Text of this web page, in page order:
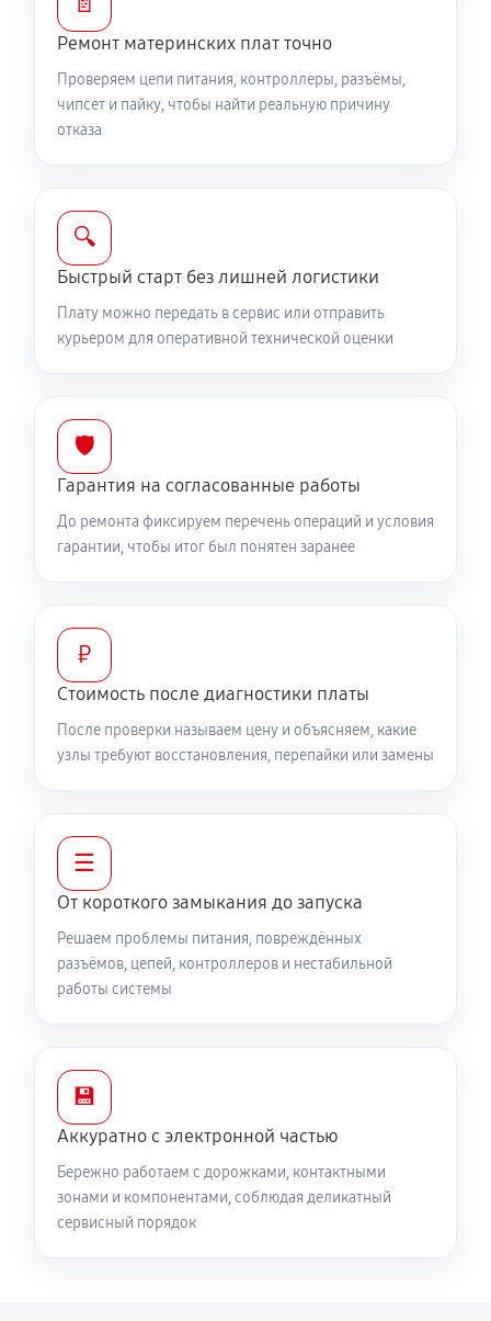
Ремонт материнских плат точно
Проверяем цепи питания, контроллеры, разъёмы,
чипсет и пайку, чтобы найти реальную причину
отказа
🔍
Быстрый старт без лишней логистики
Плату можно передать в сервис или отправить
курьером для оперативной технической оценки
🛡️
Гарантия на согласованные работы
До ремонта фиксируем перечень операций и условия
гарантии, чтобы итог был понятен заранее
₽
Стоимость после диагностики платы
После проверки называем цену и объясняем, какие
узлы требуют восстановления, перепайки или замены
☰
От короткого замыкания до запуска
Решаем проблемы питания, повреждённых
разъёмов, цепей, контроллеров и нестабильной
работы системы
💾
Аккуратно с электронной частью
Бережно работаем с дорожками, контактными
зонами и компонентами, соблюдая деликатный
сервисный порядок